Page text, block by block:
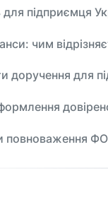
для підприємця
чим
доручення для
повноваження